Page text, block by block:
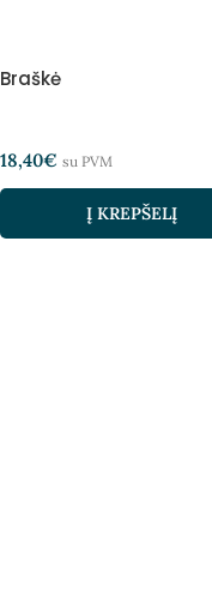
Braškė
18,40€ su PVM
Į KREPŠELĮ